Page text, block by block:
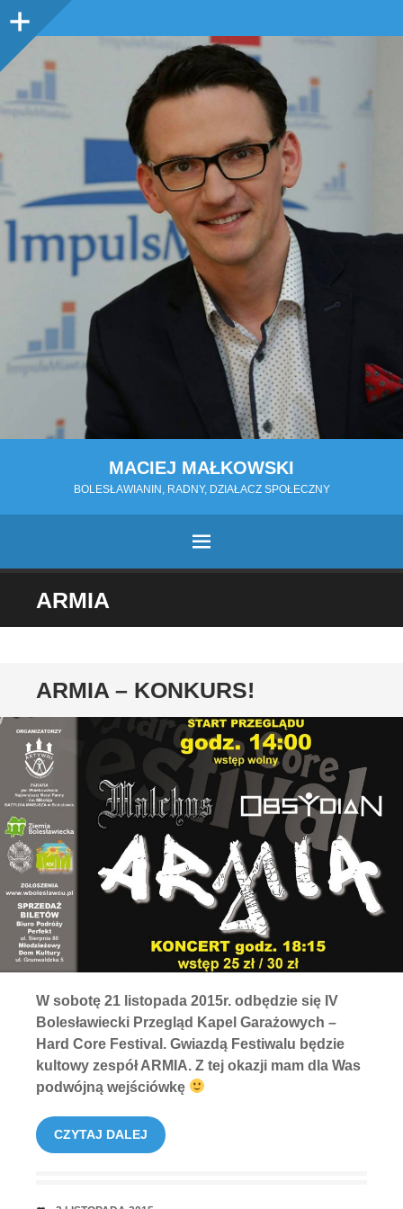
Panel
MACIEJ MAŁKOWSKI
BOLESŁAWIANIN, RADNY, DZIAŁACZ SPOŁECZNY
MENU
PRZESKOCZ
ARMIA
ARMIA – KONKURS!
W sobotę 21 listopada 2015r. odbędzie się IV
Bolesławiecki Przegląd Kapel Garażowych –
Hard Core Festival. Gwiazdą Festiwalu będzie
kultowy zespół ARMIA. Z tej okazji mam dla Was
podwójną wejściówkę
CZYTAJ DALEJ